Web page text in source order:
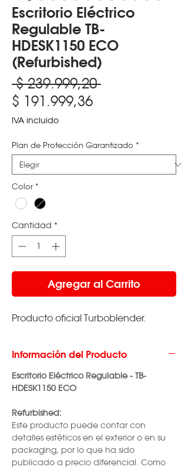
Escritorio Eléctrico
Regulable TB-
HDESK1150 ECO
(Refurbished)
$ 239.999,20 Precio
$ 191.999,36Precio
IVA incluido
Plan de Protección Garantizado *
Color *
Cantidad *
Agregar al Carrito
Producto oficial Turboblender.
Información del Producto
Escritorio Eléctrico Regulable - TB-
HDESK1150 ECO
Refurbished:
Este producto puede contar con
detalles estéticos en el exterior o en su
packaging, por lo que ha sido
publicado a precio diferencial. Como